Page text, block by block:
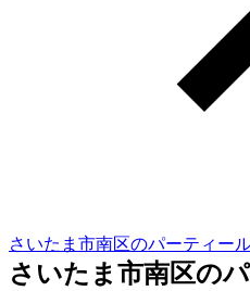
さいたま市南区のパーティー
さいたま市南区の